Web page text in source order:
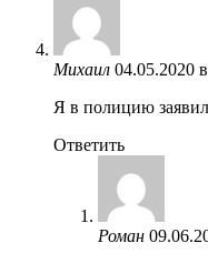
Михаил 04.05.2020
Я в полицию
Ответить
Роман